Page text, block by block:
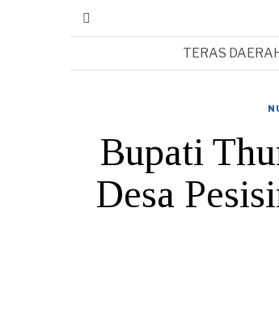
TERAS
Bupati
Desa